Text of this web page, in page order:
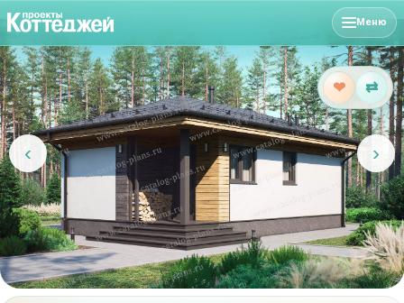
Меню
‹ ›
❤ ⇄